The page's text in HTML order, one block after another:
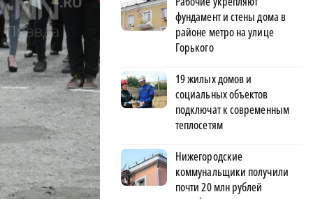
фундамент и стены дома в
районе метро на улице
Горького
19 жилых домов и
социальных объектов
подключат к современным
теплосетям
Нижегородские
коммунальщики получили
почти 20 млн рублей